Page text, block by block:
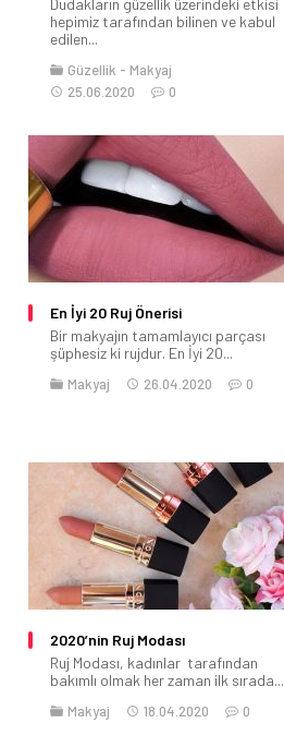
Dudakların güzellik üzerindeki etkisi
hepimiz tarafından bilinen ve kabul
edilen...
Güzellik
Makyaj
25.06.2020
0
En İyi 20 Ruj Önerisi
Bir makyajın tamamlayıcı parçası
şüphesiz ki rujdur. En İyi 20...
Makyaj 26.04.2020 0
2020’nin Ruj Modası
Ruj Modası, kadınlar tarafından
bakımlı olmak her zaman ilk sırada...
Makyaj 18.04.2020 0